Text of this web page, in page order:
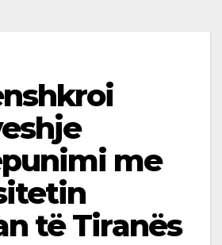
me
të Tiranës